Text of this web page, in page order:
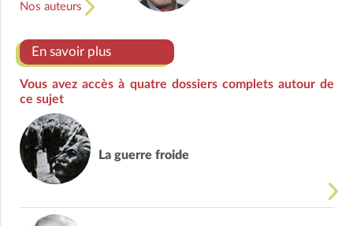
Nos auteurs
En savoir plus
Vous avez accès à quatre dossiers complets autour de
ce sujet
La guerre froide